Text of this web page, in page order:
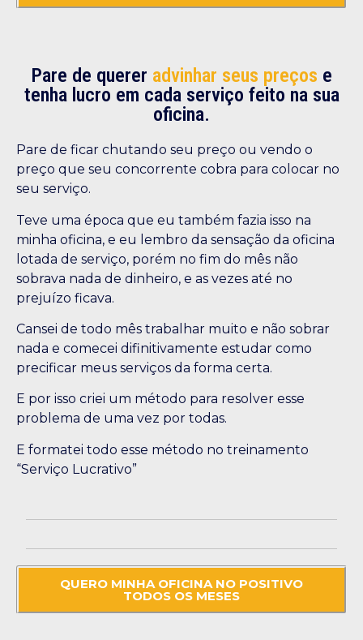
Pare de querer advinhar seus preços e
tenha lucro em cada serviço feito na sua
oficina.
Pare de ficar chutando seu preço ou vendo o
preço que seu concorrente cobra para colocar no
seu serviço.
Teve uma época que eu também fazia isso na
minha oficina, e eu lembro da sensação da oficina
lotada de serviço, porém no fim do mês não
sobrava nada de dinheiro, e as vezes até no
prejuízo ficava.
Cansei de todo mês trabalhar muito e não sobrar
nada e comecei difinitivamente estudar como
precificar meus serviços da forma certa.
E por isso criei um método para resolver esse
problema de uma vez por todas.
E formatei todo esse método no treinamento
“Serviço Lucrativo”
QUERO MINHA OFICINA NO POSITIVO
TODOS OS MESES